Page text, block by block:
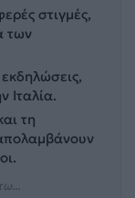
στιγμές,
των
Ιταλία.
τη